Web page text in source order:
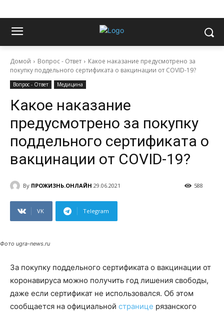
Домой Вопрос - Ответ
Какое наказание предусмотрено за
покупку поддельного сертификата о вакцинации от COVID-19?
Вопрос - Ответ Медицина
Какое наказание
предусмотрено за покупку
поддельного сертификата о
вакцинации от COVID-19?
By ПРОЖИЗНЬ.ОНЛАЙН 29.06.2021 588
VK Telegram
Фото ugra-news.ru
За покупку поддельного сертификата о вакцинации от
коронавируса можно получить год лишения свободы,
даже если сертификат не использовался. Об этом
сообщается на официальной странице рязанского